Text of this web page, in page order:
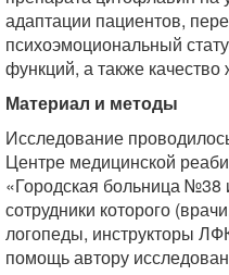
адаптации пациентов,
психоэмоциональный
функций, а также качество
Материал и методы
Исследование
Центре медицинской
«Городская больница
сотрудники которого
логопеды, инструкторы
помощь автору